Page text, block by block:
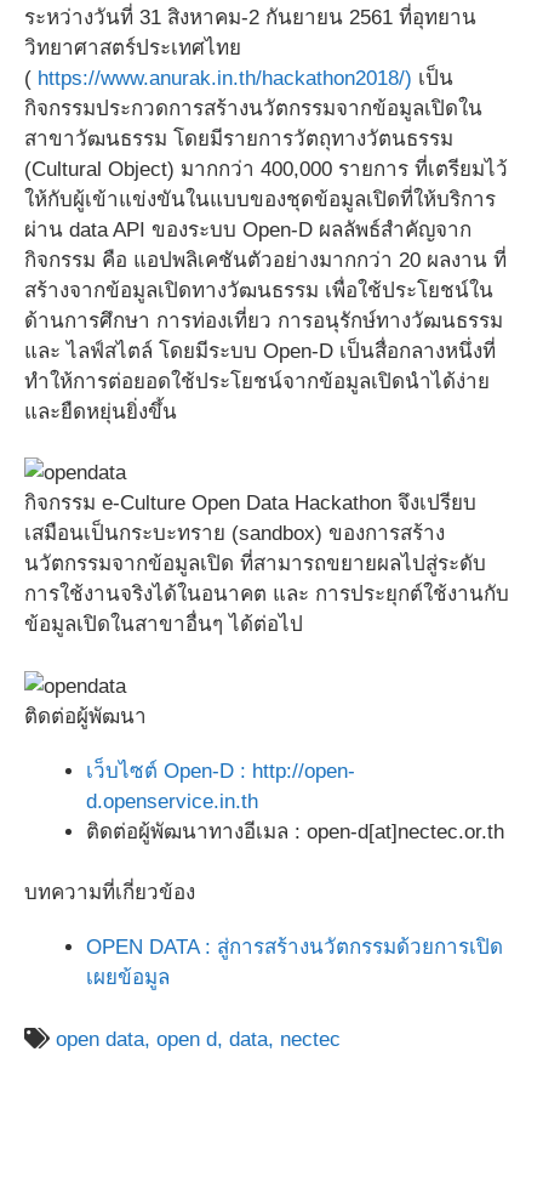
ระหว่างวันที่ 31 สิงหาคม-2 กันยายน 2561 ที่อุทยาน
วิทยาศาสตร์ประเทศไทย
( https://www.anurak.in.th/hackathon2018/) เป็น
กิจกรรมประกวดการสร้างนวัตกรรมจากข้อมูลเปิดใน
สาขาวัฒนธรรม โดยมีรายการวัตถุทางวัตนธรรม
(Cultural Object) มากกว่า 400,000 รายการ ที่เตรียมไว้
ให้กับผู้เข้าแข่งขันในแบบของชุดข้อมูลเปิดที่ให้บริการ
ผ่าน data API ของระบบ Open-D ผลลัพธ์สำคัญจาก
กิจกรรม คือ แอปพลิเคชันตัวอย่างมากกว่า 20 ผลงาน ที่
สร้างจากข้อมูลเปิดทางวัฒนธรรม เพื่อใช้ประโยชน์ใน
ด้านการศึกษา การท่องเที่ยว การอนุรักษ์ทางวัฒนธรรม
และ ไลฟ์สไตล์ โดยมีระบบ Open-D เป็นสื่อกลางหนึ่งที่
ทำให้การต่อยอดใช้ประโยชน์จากข้อมูลเปิดนำได้ง่าย
และยืดหยุ่นยิ่งขึ้น
กิจกรรม e-Culture Open Data Hackathon จึงเปรียบ
เสมือนเป็นกระบะทราย (sandbox) ของการสร้าง
นวัตกรรมจากข้อมูลเปิด ที่สามารถขยายผลไปสู่ระดับ
การใช้งานจริงได้ในอนาคต และ การประยุกต์ใช้งานกับ
ข้อมูลเปิดในสาขาอื่นๆ ได้ต่อไป
ติดต่อผู้พัฒนา
เว็บไซต์ Open-D : http://open-
d.openservice.in.th
ติดต่อผู้พัฒนาทางอีเมล : open-d[at]nectec.or.th
บทความที่เกี่ยวข้อง
OPEN DATA : สู่การสร้างนวัตกรรมด้วยการเปิด
เผยข้อมูล
open data, open d, data, nectec